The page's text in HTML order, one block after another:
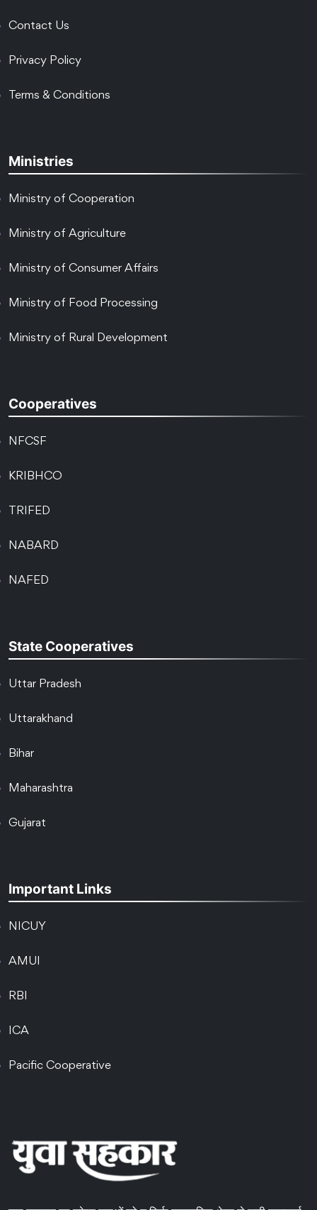
Contact Us
Privacy Policy
Terms & Conditions
Ministries
Ministry of Cooperation
Ministry of Agriculture
Ministry of Consumer Affairs
Ministry of Food Processing
Ministry of Rural Development
Cooperatives
NFCSF
KRIBHCO
TRIFED
NABARD
NAFED
State Cooperatives
Uttar Pradesh
Uttarakhand
Bihar
Maharashtra
Gujarat
Important Links
NICUY
AMUI
RBI
ICA
Pacific Cooperative